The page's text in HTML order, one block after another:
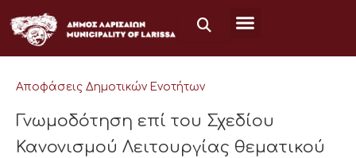
στο
περιεχόμενο
Αποφάσεις Δημοτικών Ενοτήτων
Γνωμοδότηση επί του Σχεδίου
Κανονισμού Λειτουργίας θεματικού